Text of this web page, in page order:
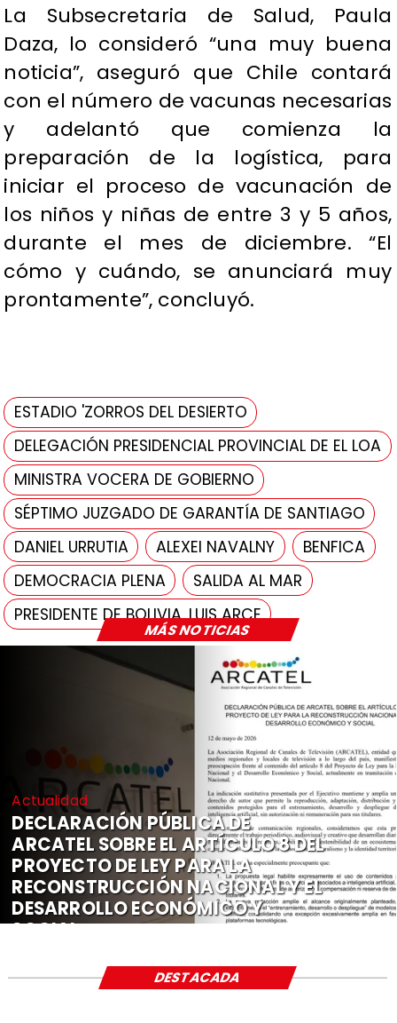
MÁS NOTICIAS
La Subsecretaria de Salud, Paula
Daza, lo consideró “una muy buena
noticia”, aseguró que Chile contará
con el número de vacunas necesarias
y adelantó que comienza la
preparación de la logística, para
iniciar el proceso de vacunación de
los niños y niñas de entre 3 y 5 años,
durante el mes de diciembre. “El
cómo y cuándo, se anunciará muy
prontamente”, concluyó.
ESTADIO 'ZORROS DEL DESIERTO
DELEGACIÓN PRESIDENCIAL PROVINCIAL DE EL LOA
MINISTRA VOCERA DE GOBIERNO
SÉPTIMO JUZGADO DE GARANTÍA DE SANTIAGO
DANIEL URRUTIA
ALEXEI NAVALNY
BENFICA
DEMOCRACIA PLENA
SALIDA AL MAR
PRESIDENTE DE BOLIVIA, LUIS ARCE
Actualidad
DECLARACIÓN PÚBLICA DE
ARCATEL SOBRE EL ARTÍCULO 8 DEL
PROYECTO DE LEY PARA LA
RECONSTRUCCIÓN NACIONAL Y EL
DESARROLLO ECONÓMICO Y
SOCIAL
DESTACADA